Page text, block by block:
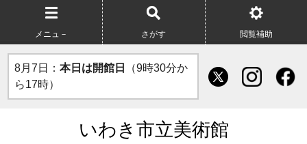
メニュ－ さがす 閲覧補助
8月7日： 本日は開館日
（9時30分か
ら17時）
いわき市立美術館